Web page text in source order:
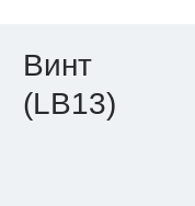
Винт
(LB13)